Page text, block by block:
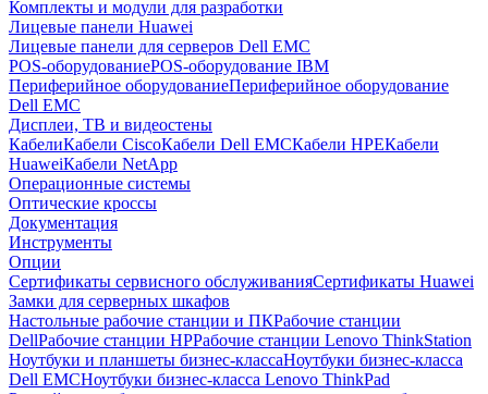
Комплекты и модули для разработки
Лицевые панели Huawei
Лицевые панели для серверов Dell EMC
POS-оборудованиеPOS-оборудование IBM
Периферийное оборудованиеПериферийное оборудование
Dell EMC
Дисплеи, ТВ и видеостены
КабелиКабели CiscoКабели Dell EMCКабели HPEКабели
HuaweiКабели NetApp
Операционные системы
Оптические кроссы
Документация
Инструменты
Опции
Сертификаты сервисного обслуживанияСертификаты Huawei
Замки для серверных шкафов
Настольные рабочие станции и ПКРабочие станции
DellРабочие станции HPРабочие станции Lenovo ThinkStation
Ноутбуки и планшеты бизнес-классаНоутбуки бизнес-класса
Dell EMCНоутбуки бизнес-класса Lenovo ThinkPad